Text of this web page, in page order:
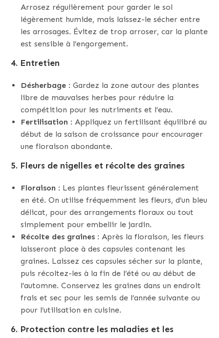
Arrosez régulièrement pour garder le sol
légèrement humide, mais laissez-le sécher entre
les arrosages. Évitez de trop arroser, car la plante
est sensible à l’engorgement.
4. Entretien
Désherbage : Gardez la zone autour des plantes
libre de mauvaises herbes pour réduire la
compétition pour les nutriments et l’eau.
Fertilisation : Appliquez un fertilisant équilibré au
début de la saison de croissance pour encourager
une floraison abondante.
5. Fleurs de nigelles et récolte des graines
Floraison : Les plantes fleurissent généralement
en été. On utilise fréquemment les fleurs, d’un bleu
délicat, pour des arrangements floraux ou tout
simplement pour embellir le jardin.
Récolte des graines : Après la floraison, les fleurs
laisseront place à des capsules contenant les
graines. Laissez ces capsules sécher sur la plante,
puis récoltez-les à la fin de l’été ou au début de
l’automne. Conservez les graines dans un endroit
frais et sec pour les semis de l’année suivante ou
pour l’utilisation en cuisine.
6. Protection contre les maladies et les